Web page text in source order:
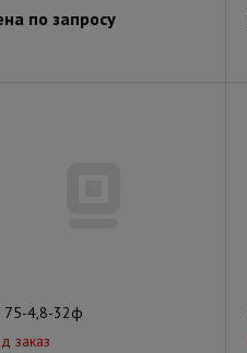
по запросу
75-4,8-32ф
заказ